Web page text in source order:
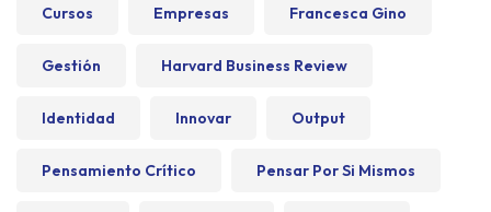
Cursos Empresas Francesca Gino
Gestión Harvard Business Review
Identidad Innovar Output
Pensamiento Crítico Pensar Por Si Mismos